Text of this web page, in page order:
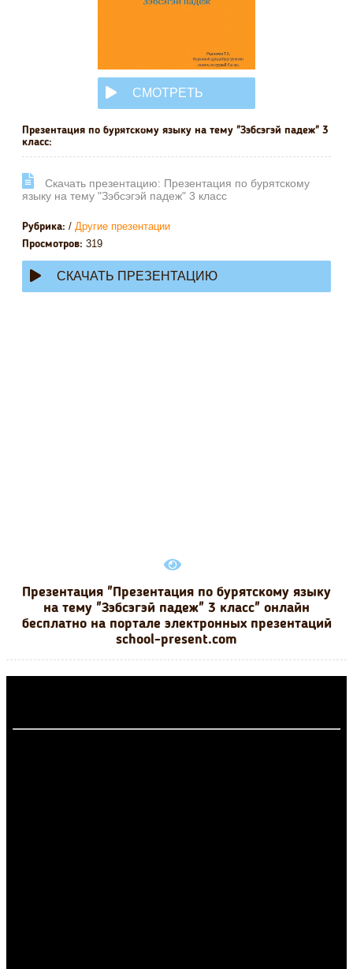
СМОТРЕТЬ
ОНЛАЙН
Презентация по бурятскому языку на тему "Зэбсэгэй падеж" 3
класс:
Cкачать презентацию: Презентация по бурятскому
языку на тему "Зэбсэгэй падеж" 3 класс
Рубрика: / Другие презентации
Просмотров: 319
СКАЧАТЬ ПРЕЗЕНТАЦИЮ
Презентация "Презентация по бурятскому языку
на тему "Зэбсэгэй падеж" 3 класс" онлайн
бесплатно на портале электронных презентаций
school-present.com